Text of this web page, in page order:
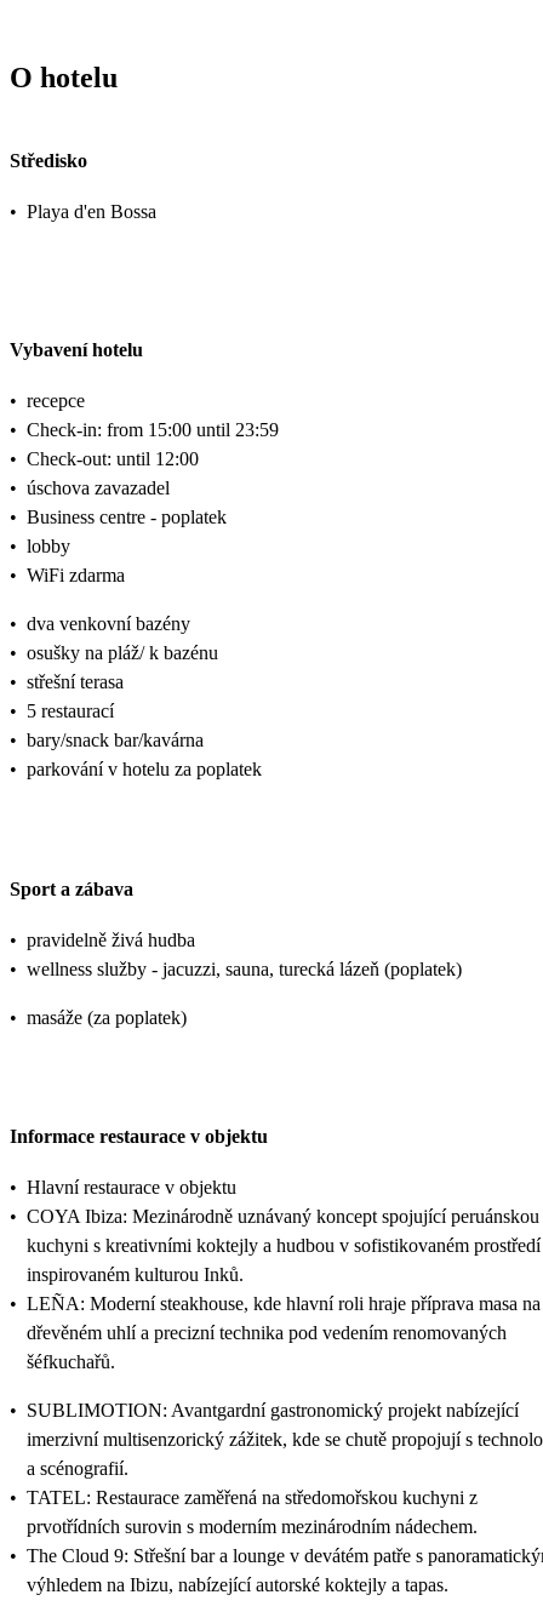
O hotelu
Středisko
• Playa d'en Bossa
Vybavení hotelu
• recepce
• Check-in: from 15:00 until 23:59
• Check-out: until 12:00
• úschova zavazadel
• Business centre - poplatek
• lobby
• WiFi zdarma
• dva venkovní bazény
• osušky na pláž/ k bazénu
• střešní terasa
• 5 restaurací
• bary/snack bar/kavárna
• parkování v hotelu za poplatek
Sport a zábava
• pravidelně živá hudba
• wellness služby - jacuzzi, sauna, turecká lázeň (poplatek)
• masáže (za poplatek)
Informace restaurace v objektu
• Hlavní restaurace v objektu
• COYA Ibiza: Mezinárodně uznávaný koncept spojující peruánskou
kuchyni s kreativními koktejly a hudbou v sofistikovaném prostředí
inspirovaném kulturou Inků.
• LEÑA: Moderní steakhouse, kde hlavní roli hraje příprava masa na
dřevěném uhlí a precizní technika pod vedením renomovaných
šéfkuchařů.
• SUBLIMOTION: Avantgardní gastronomický projekt nabízející
imerzivní multisenzorický zážitek, kde se chutě propojují s
a scénografií.
• TATEL: Restaurace zaměřená na středomořskou kuchyni z
prvotřídních surovin s moderním mezinárodním nádechem.
• The Cloud 9: Střešní bar a lounge v devátém patře s
výhledem na Ibizu, nabízející autorské koktejly a tapas.